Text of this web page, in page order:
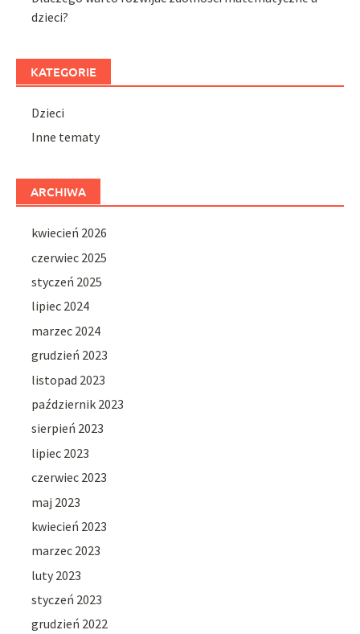
dzieci?
KATEGORIE
Dzieci
Inne tematy
ARCHIWA
kwiecień 2026
czerwiec 2025
styczeń 2025
lipiec 2024
marzec 2024
grudzień 2023
listopad 2023
październik 2023
sierpień 2023
lipiec 2023
czerwiec 2023
maj 2023
kwiecień 2023
marzec 2023
luty 2023
styczeń 2023
grudzień 2022